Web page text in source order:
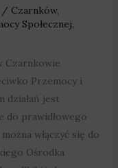
/ Czarnków,
Społecznej,
Czarnkowie
Przemocy i
działań jest
do prawidłowego
włączyć się do
Ośrodka